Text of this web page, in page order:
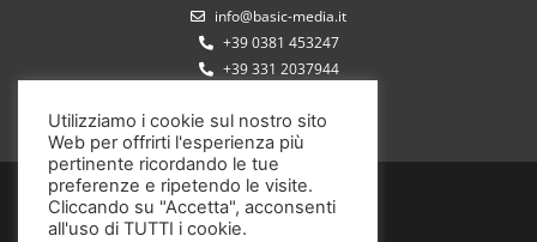
info@basic-media.it
+39 0381 453247
+39 331 2037944
P.IVA 02572350185
Copyright ©2020 Basic S.r.l.s.
Utilizziamo i cookie sul nostro sito
Web per offrirti l'esperienza più
pertinente ricordando le tue
preferenze e ripetendo le visite.
Cliccando su "Accetta", acconsenti
all'uso di TUTTI i cookie.